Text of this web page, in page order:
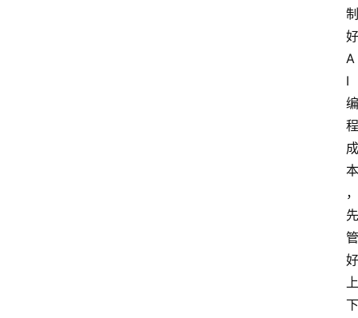
制
好
A
I
编
程
成
本
，
先
管
好
上
下